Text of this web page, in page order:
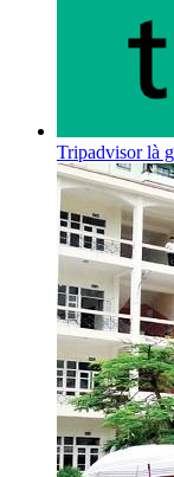
Tripadvisor là